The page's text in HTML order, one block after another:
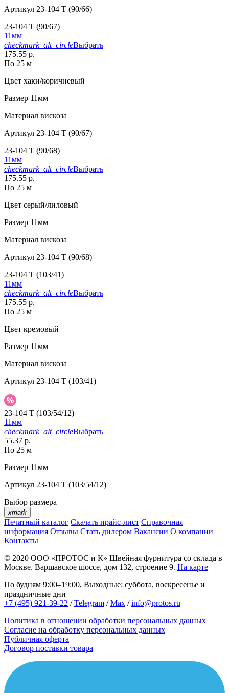
Артикул 23-104 T (90/66)
23-104 T (90/67)
11мм
checkmark_alt_circleВыбрать
175.55 р.
По 25 м
Цвет хаки/коричневый
Размер 11мм
Материал вискоза
Артикул 23-104 T (90/67)
23-104 T (90/68)
11мм
checkmark_alt_circleВыбрать
175.55 р.
По 25 м
Цвет серый/лиловый
Размер 11мм
Материал вискоза
Артикул 23-104 T (90/68)
23-104 T (103/41)
11мм
checkmark_alt_circleВыбрать
175.55 р.
По 25 м
Цвет кремовый
Размер 11мм
Материал вискоза
Артикул 23-104 T (103/41)
23-104 T (103/54/12)
11мм
checkmark_alt_circleВыбрать
55.37 р.
По 25 м
Размер 11мм
Артикул 23-104 T (103/54/12)
Выбор размера
xmark
Печатный каталог Скачать прайс-лист Справочная
информация Отзывы Стать дилером Вакансии О компании
Контакты
© 2020 ООО «ПРОТОС и К» Швейная фурнитура со склада в
Москве. Варшавское шоссе, дом 132, строение 9. На карте
По будням 9:00–19:00, Выходные: суббота, воскресенье и
праздничные дни
+7 (495) 921-39-22 /Telegram /Max /info@protos.ru
Политика в отношении обработки персональных данных
Согласие на обработку персональных данных
Публичная оферта
Договор поставки товара